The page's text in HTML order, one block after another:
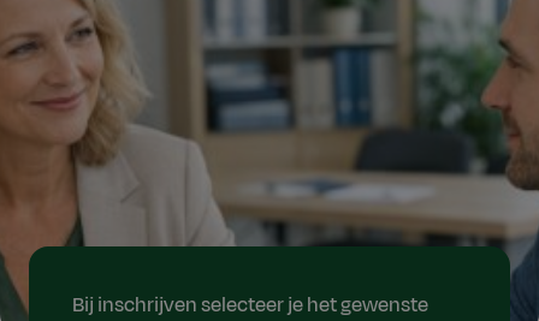
Bij inschrijven selecteer je het gewenste